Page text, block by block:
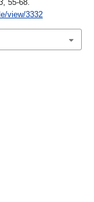
, 55-68.
view/3332